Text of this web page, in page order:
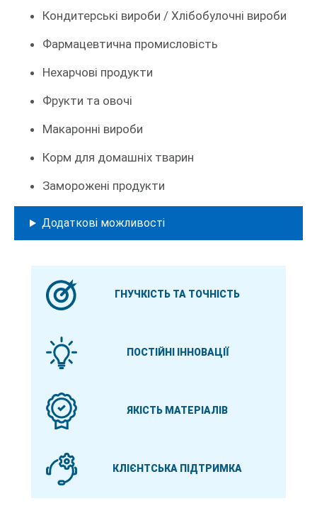
Кондитерські вироби / Хлібобулочні вироби
Фармацевтична промисловість
Нехарчові продукти
Фрукти та овочі
Макаронні вироби
Корм для домашніх тварин
Заморожені продукти
Додаткові можливості
ГНУЧКІСТЬ ТА ТОЧНІСТЬ
ПОСТІЙНІ ІННОВАЦІЇ
ЯКІСТЬ МАТЕРІАЛІВ
КЛІЄНТСЬКА ПІДТРИМКА